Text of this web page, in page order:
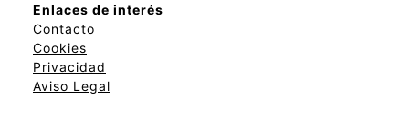
Enlaces de interés
Contacto
Cookies
Privacidad
Aviso Legal